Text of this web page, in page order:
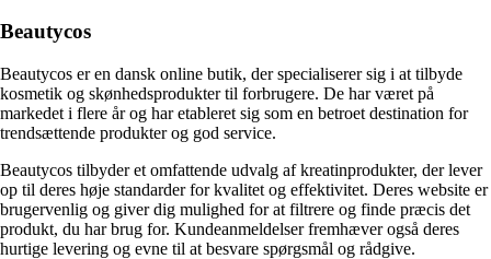
Beautycos
Beautycos er en dansk online butik, der specialiserer sig i at tilbyde
kosmetik og skønhedsprodukter til forbrugere. De har været på
markedet i flere år og har etableret sig som en betroet destination for
trendsættende produkter og god service.
Beautycos tilbyder et omfattende udvalg af kreatinprodukter, der lever
op til deres høje standarder for kvalitet og effektivitet. Deres website er
brugervenlig og giver dig mulighed for at filtrere og finde præcis det
produkt, du har brug for. Kundeanmeldelser fremhæver også deres
hurtige levering og evne til at besvare spørgsmål og rådgive.